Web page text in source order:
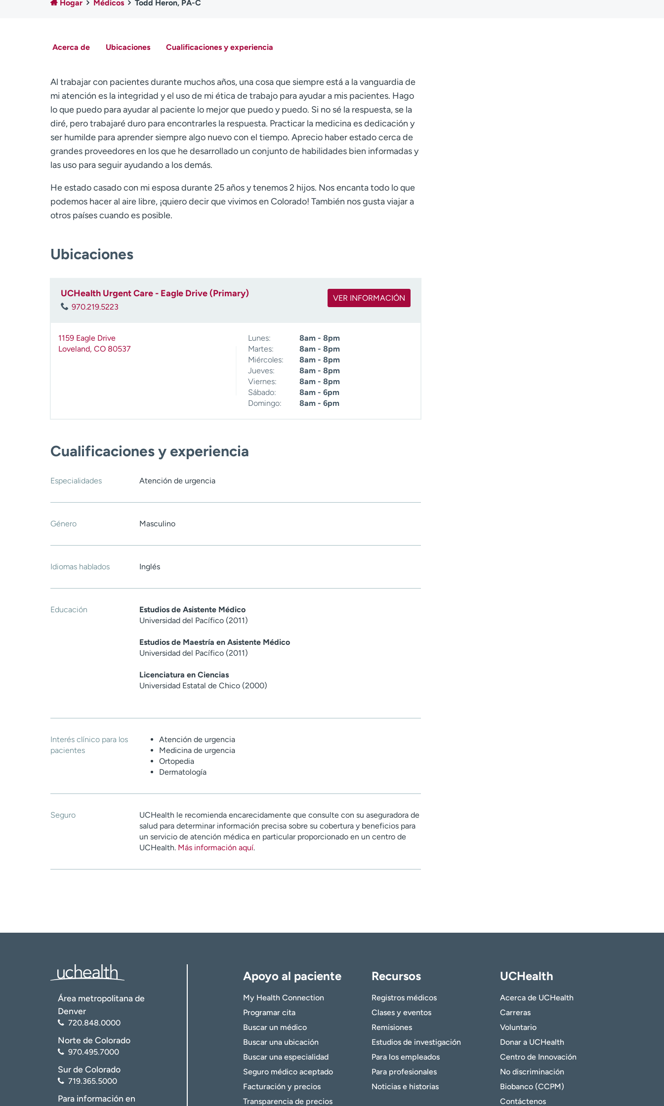
Hogar Médicos Todd Heron, PA-C
Acerca de Ubicaciones Cualificaciones y experiencia
Al trabajar con pacientes durante muchos años, una cosa que siempre está a la vanguardia de
mi atención es la integridad y el uso de mi ética de trabajo para ayudar a mis pacientes. Hago
lo que puedo para ayudar al paciente lo mejor que puedo y puedo. Si no sé la respuesta, se la
diré, pero trabajaré duro para encontrarles la respuesta. Practicar la medicina es dedicación y
ser humilde para aprender siempre algo nuevo con el tiempo. Aprecio haber estado cerca de
grandes proveedores en los que he desarrollado un conjunto de habilidades bien informadas y
las uso para seguir ayudando a los demás.
He estado casado con mi esposa durante 25 años y tenemos 2 hijos. Nos encanta todo lo que
podemos hacer al aire libre, ¡quiero decir que vivimos en Colorado! También nos gusta viajar a
otros países cuando es posible.
Ubicaciones
UCHealth Urgent Care - Eagle Drive (Primary)
970.219.5223
VER INFORMACIÓN
1159 Eagle Drive
Loveland, CO 80537
Lunes:
8am - 8pm
Martes:
8am - 8pm
Miércoles:
8am - 8pm
Jueves:
8am - 8pm
Viernes:
8am - 8pm
Sábado:
8am - 6pm
Domingo:
8am - 6pm
Cualificaciones y experiencia
Especialidades Atención de urgencia
Género Masculino
Idiomas hablados Inglés
Educación
Estudios de Asistente Médico
Universidad del Pacífico (2011)
Estudios de Maestría en Asistente Médico
Universidad del Pacífico (2011)
Licenciatura en Ciencias
Universidad Estatal de Chico (2000)
Interés clínico para los
pacientes
Atención de urgencia
Medicina de urgencia
Ortopedia
Dermatología
Seguro
UCHealth le recomienda encarecidamente que consulte con su aseguradora de
salud para determinar información precisa sobre su cobertura y beneficios para
un servicio de atención médica en particular proporcionado en un centro de
UCHealth. Más información aquí.
Área metropolitana de
Denver
720.848.0000
Norte de Colorado
970.495.7000
Sur de Colorado
719.365.5000
Para información en
Apoyo al paciente
My Health Connection
Programar cita
Buscar un médico
Buscar una ubicación
Buscar una especialidad
Seguro médico aceptado
Facturación y precios
Transparencia de precios
Recursos
Registros médicos
Clases y eventos
Remisiones
Estudios de investigación
Para los empleados
Para profesionales
Noticias e historias
UCHealth
Acerca de UCHealth
Carreras
Voluntario
Donar a UCHealth
Centro de Innovación
No discriminación
Biobanco (CCPM)
Contáctenos